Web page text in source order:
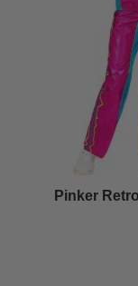
Pinker